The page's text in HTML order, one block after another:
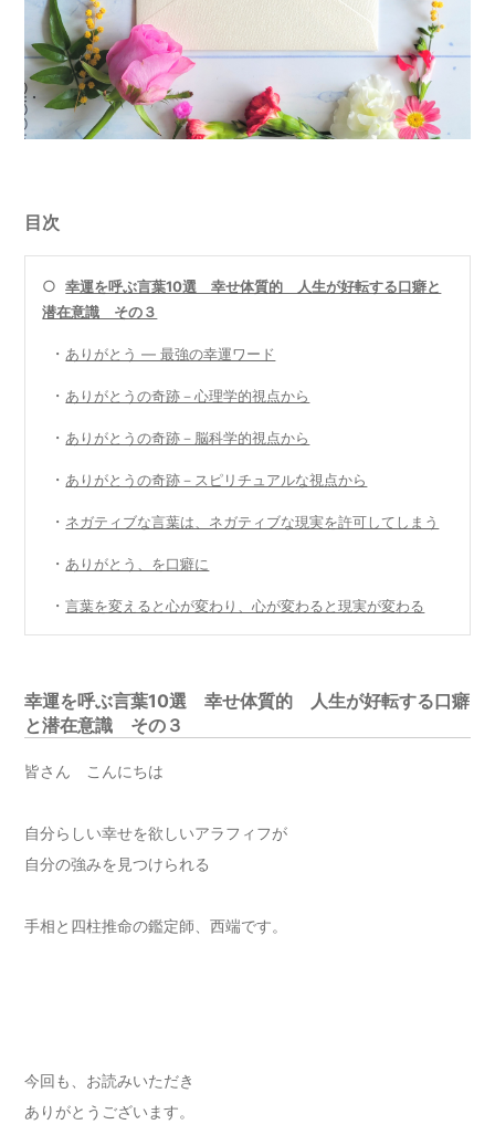
目次
○幸運を呼ぶ言葉10選 幸せ体質的 人生が好転する口癖と
潜在意識 その３
・ ありがとう ― 最強の幸運ワード
・ ありがとうの奇跡－心理学的視点から
・ ありがとうの奇跡－脳科学的視点から
・ ありがとうの奇跡－スピリチュアルな視点から
・ ネガティブな言葉は、ネガティブな現実を許可してしまう
・ ありがとう、を口癖に
・言葉を変えると心が変わり、心が変わると現実が変わる
幸運を呼ぶ言葉10選 幸せ体質的 人生が好転する口癖
と潜在意識 その３
皆さん こんにちは
自分らしい幸せを欲しいアラフィフが
自分の強みを見つけられる
手相と四柱推命の鑑定師、西端です。
今回も、お読みいただき
ありがとうございます。